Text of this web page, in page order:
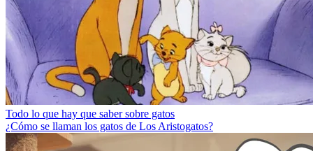
Todo lo que hay que saber sobre gatos
¿Cómo se llaman los gatos de Los Aristogatos?